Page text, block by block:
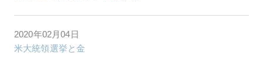
2020年02月04日
米大統領選挙と金